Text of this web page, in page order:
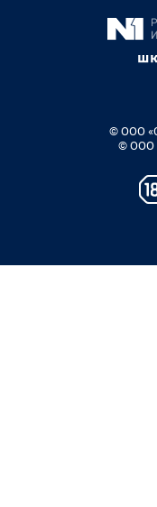
© ООО
© ООО